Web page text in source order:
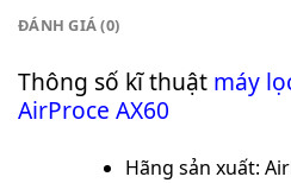
ĐÁNH GIÁ (0)
Thông số kĩ thuật máy
AirProce AX60
Hãng sản xuất: